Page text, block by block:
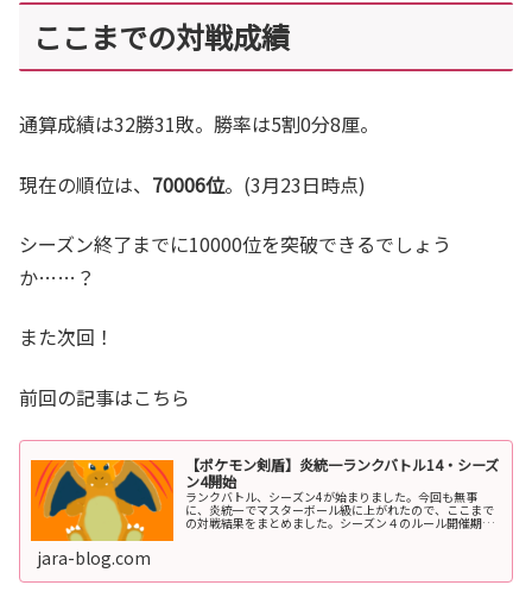
ここまでの対戦成績
通算成績は32勝31敗。勝率は5割0分8厘。
現在の順位は、 70006位。(3月23日時点)
シーズン終了までに10000位を突破できるでしょう
か……？
また次回！
前回の記事はこちら
【ポケモン剣盾】炎統一ランクバトル14・シーズ
ン4開始
ランクバトル、シーズン4が始まりました。今回も無事
に、炎統一でマスターボール級に上がれたので、ここまで
の対戦結果をまとめました。シーズン４のルール開催期間
は、2020.3/1(日)13:00～4/1(水)8:59です。対戦時間は前
jara-blog.com